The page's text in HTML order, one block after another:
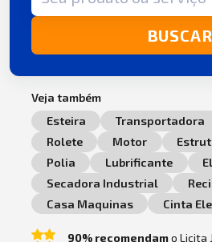
BUSCAR
Veja também
Esteira
Transportadora
Rolete
Motor
Polia
Lubrificante
Secadora Industrial
Casa Maquinas
Cinta
90% recomendamo Licita